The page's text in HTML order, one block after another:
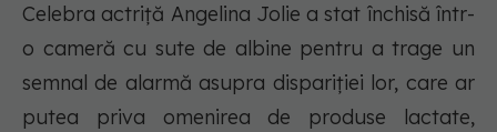
Celebra actriță Angelina Jolie a stat închisă într-
o cameră cu sute de albine pentru a trage un
semnal de alarmă asupra dispariției lor, care ar
putea priva omenirea de produse lactate,